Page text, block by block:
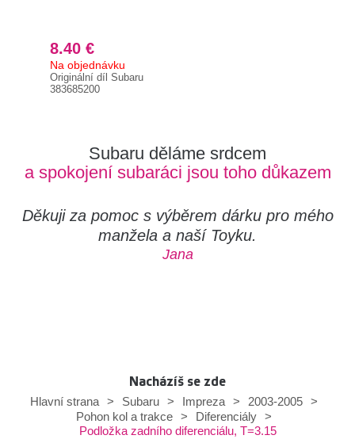
8.40 €
Na objednávku
Originální díl Subaru
383685200
Subaru děláme srdcem
a spokojení subaráci jsou toho důkazem
Děkuji za pomoc s výběrem dárku pro mého
manžela a naší Toyku.
Jana
Nacházíš se zde
Hlavní strana
> Subaru > Impreza > 2003-2005
>
Pohon kol a trakce
> Diferenciály
>
Podložka zadního diferenciálu, T=3.15